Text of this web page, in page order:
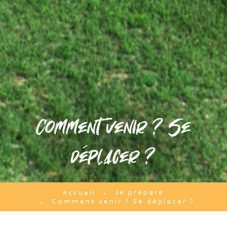
Comment venir ? Se
déplacer ?
Accueil
Je prépare
Comment venir ? Se déplacer ?